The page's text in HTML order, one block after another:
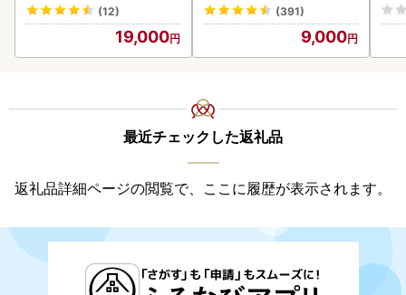
(12)
19,000
(391)
9,000
最近チェックした返礼品
返礼品詳細ページの閲覧で、ここに履歴が表示されます。